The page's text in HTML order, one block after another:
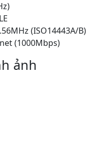
(ISO14443A/B)
(1000Mbps)
ảnh